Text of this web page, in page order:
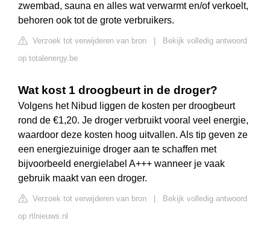
zwembad, sauna en alles wat verwarmt en/of verkoelt,
behoren ook tot de grote verbruikers.
Verzoek tot verwijderen van bron
Bekijk volledig antwoord
op totalenergy.be
Wat kost 1 droogbeurt in de droger?
Volgens het Nibud liggen de kosten per droogbeurt
rond de €1,20. Je droger verbruikt vooral veel energie,
waardoor deze kosten hoog uitvallen. Als tip geven ze
een energiezuinige droger aan te schaffen met
bijvoorbeeld energielabel A+++ wanneer je vaak
gebruik maakt van een droger.
Verzoek tot verwijderen van bron
Bekijk volledig antwoord
op rtlnieuws.nl